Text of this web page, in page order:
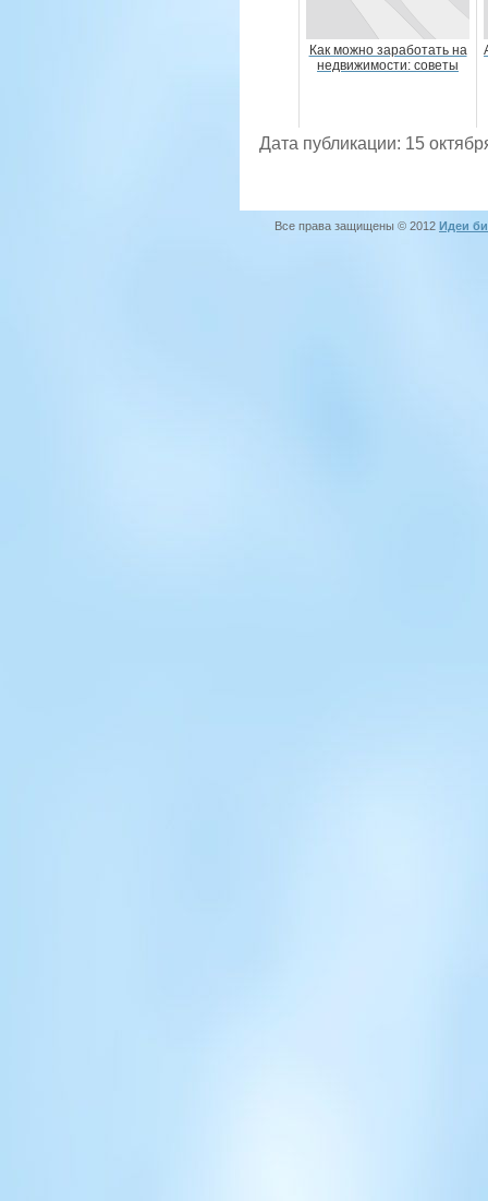
Как можно заработать на
недвижимости: советы
Дата публикации: 15
Все права защищены © 2012 Идеи